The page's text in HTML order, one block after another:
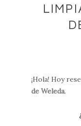
¡Hola! Hoy
de Weleda.